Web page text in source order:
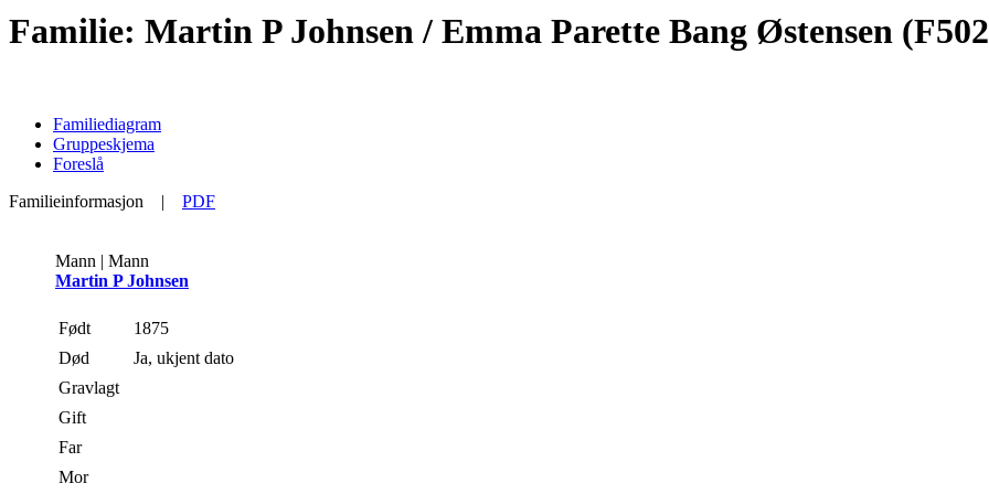
Familie: Martin P Johnsen / Emma Parette Bang Østensen
Familiediagram
Gruppeskjema
Foreslå
Familieinformasjon | PDF
Mann | Mann
Martin P Johnsen
Født
1875
Død
Ja, ukjent dato
Gravlagt
Gift
Far
Mor